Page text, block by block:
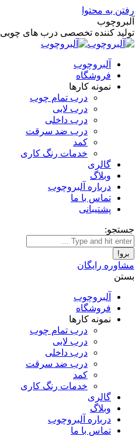
رفتن به محتوا
آلبروچوب
تولید کننده تخصصی درب های چوبی
آلبروچوب
فروشگاه
نمونه کارها
درب تمام چوب
درب لابی
درب داخلی
درب ضد سرقت
کمد
خدمات رنگ کاری
گالری
وبلاگ
درباره آلبروچوب
تماس با ما
پشتیبانی
جستجو:
مشاوره رایگان
بستن
آلبروچوب
فروشگاه
نمونه کارها
درب تمام چوب
درب لابی
درب داخلی
درب ضد سرقت
کمد
خدمات رنگ کاری
گالری
وبلاگ
درباره آلبروچوب
تماس با ما